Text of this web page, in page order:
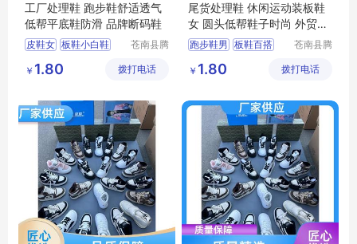
工厂处理鞋 跑步鞋舒适透气
低帮平底鞋防滑 品牌断码鞋
皮鞋女 板鞋小白鞋
小白鞋时尚百搭
苍南县腾
务商行
￥ 1.80 拨打电话
尾货处理鞋 休闲运动装板鞋
女 圆头低帮鞋子时尚 外贸断
码鞋
跑步鞋男 板鞋百搭
运动鞋男
苍南县腾
务商行
￥ 1.80 拨打电话